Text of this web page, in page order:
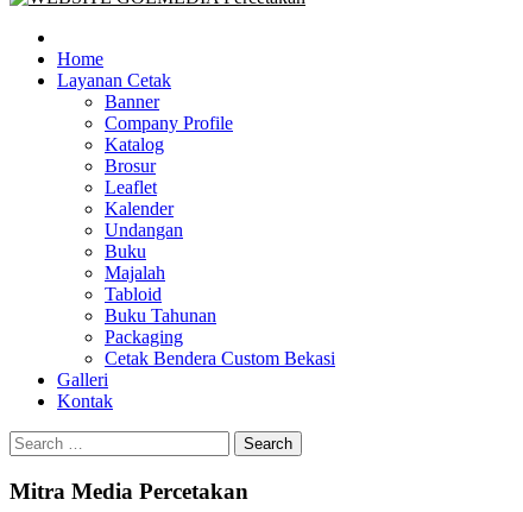
Goe Media Percetakan | 0822-4439-5599 (Call/WA)
0822-4439-5599 (Call/WA) Percetakan jasa cetak banner buku
Home
Layanan Cetak
Banner
Company Profile
Katalog
Brosur
Leaflet
Kalender
Undangan
Buku
Majalah
Tabloid
Buku Tahunan
Packaging
Cetak Bendera Custom Bekasi
Galleri
Kontak
Search
for:
Mitra Media Percetakan